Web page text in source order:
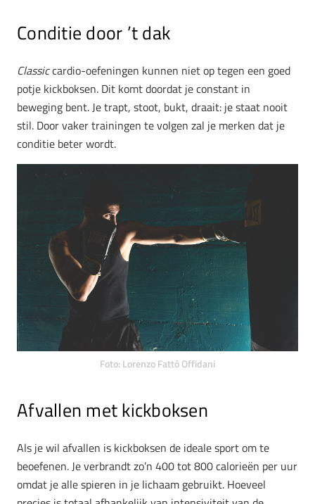
Conditie door ’t dak
Classiccardio-oefeningen kunnen niet op tegen een goed
potje kickboksen. Dit komt doordat je constant in
beweging bent. Je trapt, stoot, bukt, draait: je staat nooit
stil. Door vaker trainingen te volgen zal je merken dat je
conditie beter wordt.
Foto: Lorenzo Fattó Offidani
Afvallen met kickboksen
Als je wil afvallen is kickboksen de ideale sport om te
beoefenen. Je verbrandt zo’n 400 tot 800 calorieën per uur
omdat je alle spieren in je lichaam gebruikt. Hoeveel